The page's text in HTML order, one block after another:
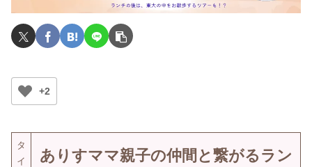
+2
タ
イ
ありすママ親子の仲間と繋がるラン